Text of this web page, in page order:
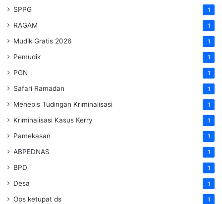
SPPG 1
RAGAM 1
Mudik Gratis 2026 1
Pemudik 1
PGN 1
Safari Ramadan 1
Menepis Tudingan Kriminalisasi 1
Kriminalisasi Kasus Kerry 1
Pamekasan 1
ABPEDNAS 1
BPD 1
Desa 1
Ops ketupat ds 1